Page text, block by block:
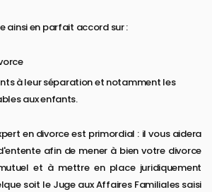
ainsi en parfait accord sur :
à leur séparation et notamment les
aux enfants.
en divorce est primordial : il vous aidera
afin de mener à bien votre divorce
et à mettre en place juridiquement
soit le Juge aux Affaires Familiales saisi